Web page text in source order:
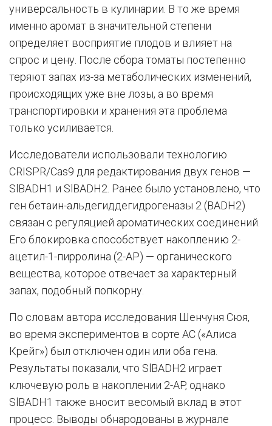
универсальность в кулинарии. В то же время
именно аромат в значительной степени
определяет восприятие плодов и влияет на
спрос и цену. После сбора томаты постепенно
теряют запах из-за метаболических изменений,
происходящих уже вне лозы, а во время
транспортировки и хранения эта проблема
только усиливается.
Исследователи использовали технологию
CRISPR/Cas9 для редактирования двух генов —
SlBADH1 и SlBADH2. Ранее было установлено, что
ген бетаин-альдегиддегидрогеназы 2 (BADH2)
связан с регуляцией ароматических соединений.
Его блокировка способствует накоплению 2-
ацетил-1-пирролина (2-AP) — органического
вещества, которое отвечает за характерный
запах, подобный попкорну.
По словам автора исследования Шенчуня Сюя,
во время экспериментов в сорте AC («Алиса
Крейг») был отключен один или оба гена.
Результаты показали, что SlBADH2 играет
ключевую роль в накоплении 2-AP, однако
SlBADH1 также вносит весомый вклад в этот
процесс. Выводы обнародованы в журнале